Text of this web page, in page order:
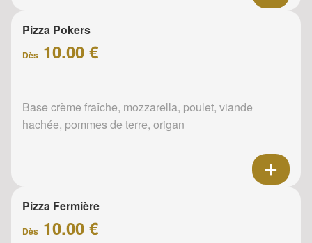
Pizza Pokers
Dès 10.00 €
Base crème fraîche, mozzarella, poulet, viande
hachée, pommes de terre, origan
Pizza Fermière
Dès 10.00 €